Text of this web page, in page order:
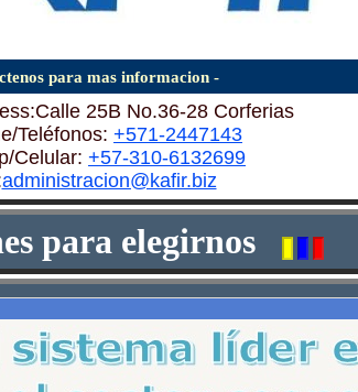
para mas informacion -
25B No.36-28 Corferias
Teléfonos: +571-2447143
Celular: +57-310-6132699
administracion@kafir.biz
para elegirnos